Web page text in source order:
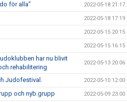
för alla" 2022-05-18 21:17
2022-05-18 17:19
2022-05-15 20:15
2022-05-15 16:15
har nu blivit
rehabilitering
2022-05-13 20:06
Judofestival. 2022-05-10 12:00
och nyb.grupp 2022-05-09 23:00